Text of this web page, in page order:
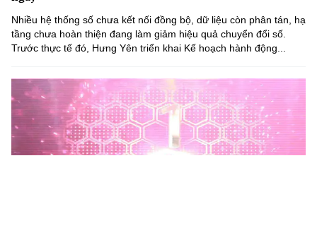
Nhiều hệ thống số chưa kết nối đồng bộ, dữ liệu còn phân tán, hạ
tầng chưa hoàn thiện đang làm giảm hiệu quả chuyển đổi số.
Trước thực tế đó, Hưng Yên triển khai Kế hoạch hành động...